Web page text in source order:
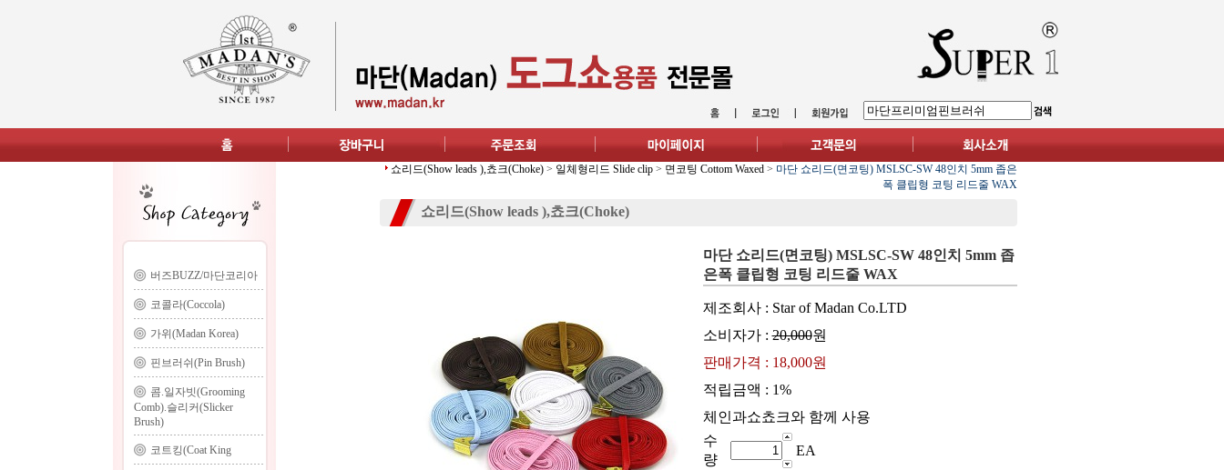
버즈BUZZ/마단코리아
코콜라(Coccola)
가위(Madan Korea)
핀브러쉬(Pin Brush)
콤.일자빗(Grooming
Comb).슬리커(Slicker
Brush)
코트킹(Coat King
쇼리드(Show leads ),쵸크(Choke) > 일체형리드 Slide clip > 면코팅 Cottom Waxed > 마단 쇼리드(면코팅) MSLSC-SW 48인치 5mm 좁은
폭 클립형 코팅 리드줄 WAX
쇼리드(Show leads ),쵸크(Choke)
마단 쇼리드(면코팅) MSLSC-SW 48인치 5mm 좁
은폭 클립형 코팅 리드줄 WAX
제조회사 : Star of Madan Co.LTD
소비자가 :20,000원
판매가격 : 18,000원
적립금액 : 1%
체인과쇼쵸크와 함께 사용
수
량
EA